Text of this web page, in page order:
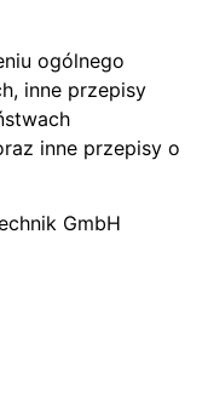
ogólnego
inne przepisy
inne przepisy o
GmbH